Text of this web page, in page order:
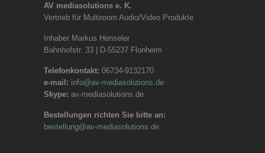
AV mediasolutions e. K.
Vertrieb für Multiroom Audio/Video Produkte
Inhaber Markus Henseler
Bahnhofstr. 33 | D-55237 Flonheim
Telefonkontakt: 06734-9132170
e-mail: info@av-mediasolutions.de
Skype: av-mediasolutions.de
Bestellungen richten Sie bitte an:
bestellung@av-mediasolutions.de